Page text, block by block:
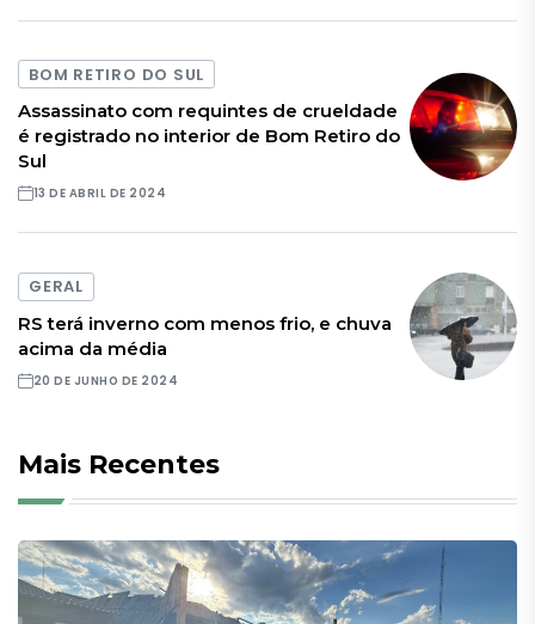
BOM RETIRO DO SUL
Assassinato com requintes de crueldade
é registrado no interior de Bom Retiro do
Sul
13 DE ABRIL DE 2024
GERAL
RS terá inverno com menos frio, e chuva
acima da média
20 DE JUNHO DE 2024
Mais Recentes